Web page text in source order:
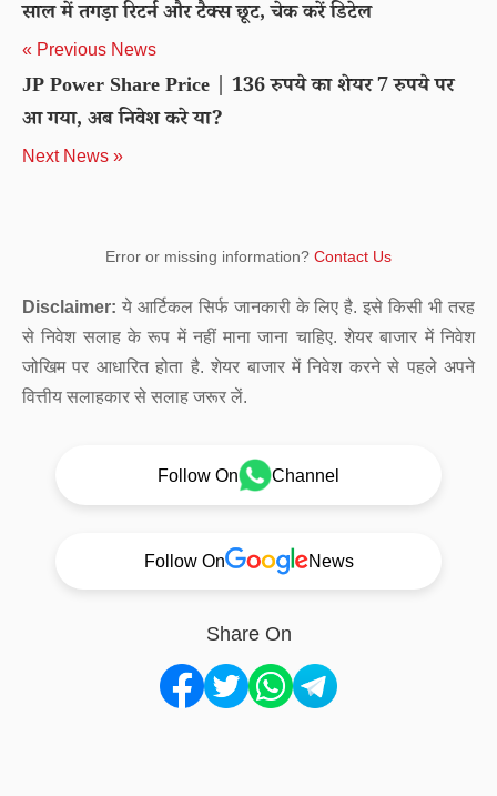
साल में तगड़ा रिटर्न और टैक्स छूट, चेक करें डिटेल
« Previous News
JP Power Share Price | 136 रुपये का शेयर 7 रुपये पर
आ गया, अब निवेश करे या?
Next News »
Error or missing information? Contact Us
Disclaimer: ये आर्टिकल सिर्फ जानकारी के लिए है. इसे किसी भी तरह
से निवेश सलाह के रूप में नहीं माना जाना चाहिए. शेयर बाजार में निवेश
जोखिम पर आधारित होता है. शेयर बाजार में निवेश करने से पहले अपने
वित्तीय सलाहकार से सलाह जरूर लें.
Follow On Channel
Follow On News
Share On